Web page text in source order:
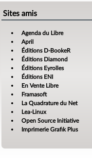
Sites amis
Agenda du Libre
April
Éditions D-BookeR
Éditions Diamond
Éditions Eyrolles
Éditions ENI
En Vente Libre
Framasoft
La Quadrature du Net
Lea-Linux
Open Source Initiative
Imprimerie Grafik Plus